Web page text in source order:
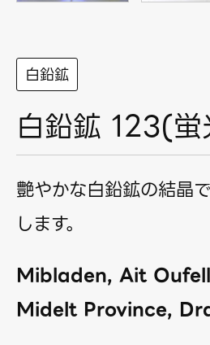
白鉛鉱
白鉛鉱 123(
艶やかな白鉛鉱の結晶
します。
Mibladen, Ait
Midelt Province,